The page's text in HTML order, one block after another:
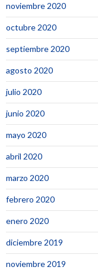
noviembre 2020
octubre 2020
septiembre 2020
agosto 2020
julio 2020
junio 2020
mayo 2020
abril 2020
marzo 2020
febrero 2020
enero 2020
diciembre 2019
noviembre 2019